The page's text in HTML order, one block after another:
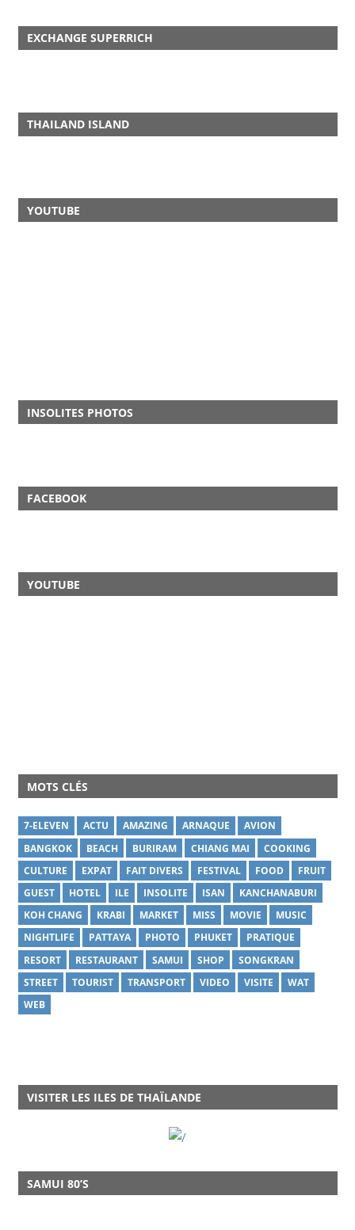
EXCHANGE SUPERRICH
THAILAND ISLAND
YOUTUBE
INSOLITES PHOTOS
FACEBOOK
YOUTUBE
MOTS CLÉS
7-ELEVEN ACTU AMAZING ARNAQUE
AVION
BANGKOK
BEACH BURIRAM CHIANG MAI
COOKING
CULTURE
EXPAT FAIT DIVERS FESTIVAL FOOD
FRUIT
GUEST
HOTEL ILE INSOLITE ISAN
KANCHANABURI
KOH CHANG
KRABI MARKET MISS MOVIE
MUSIC
NIGHTLIFE
PATTAYA PHOTO PHUKET
PRATIQUE
RESORT
RESTAURANT SAMUI SHOP
SONGKRAN
STREET
TOURIST TRANSPORT VIDEO VISITE
WAT
WEB
VISITER LES ILES DE THAÏLANDE
SAMUI 80’S